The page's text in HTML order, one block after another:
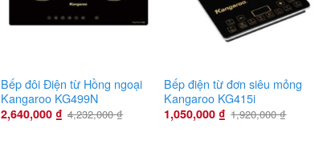
Bếp đôi Điện từ Hồng ngoại
Kangaroo KG499N
2,640,000 ₫ 4,232,000₫
Bếp điện từ đơn siêu mỏng
Kangaroo KG415i
1,050,000 ₫ 1,920,000₫